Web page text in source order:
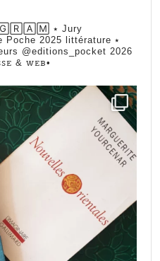
⭑ Jury
Poche 2025 littérature ⭑
@editions_pocket 2026
& ꮃꭼᏼ•